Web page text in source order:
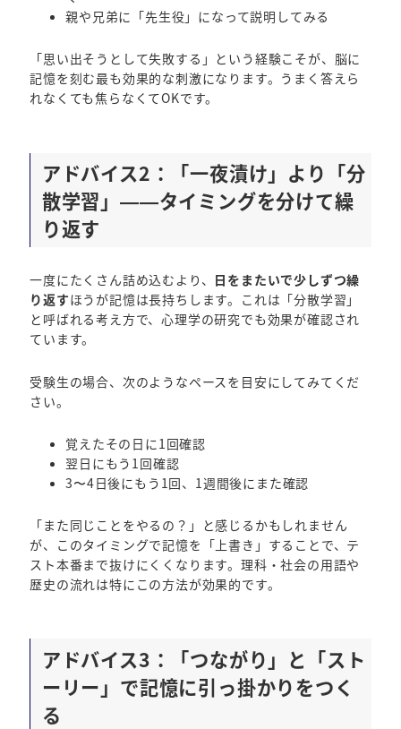
親や兄弟に「先生役」になって説明してみる
「思い出そうとして失敗する」という経験こそが、脳に
記憶を刻む最も効果的な刺激になります。うまく答えら
れなくても焦らなくてOKです。
アドバイス2：「一夜漬け」より「分
散学習」——タイミングを分けて繰
り返す
一度にたくさん詰め込むより、 日をまたいで少しずつ繰
り返すほうが記憶は長持ちします。これは「分散学習」
と呼ばれる考え方で、心理学の研究でも効果が確認され
ています。
受験生の場合、次のようなペースを目安にしてみてくだ
さい。
覚えたその日に1回確認
翌日にもう1回確認
3〜4日後にもう1回、1週間後にまた確認
「また同じことをやるの？」と感じるかもしれません
が、このタイミングで記憶を「上書き」することで、テ
スト本番まで抜けにくくなります。理科・社会の用語や
歴史の流れは特にこの方法が効果的です。
アドバイス3：「つながり」と「スト
ーリー」で記憶に引っ掛かりをつく
る